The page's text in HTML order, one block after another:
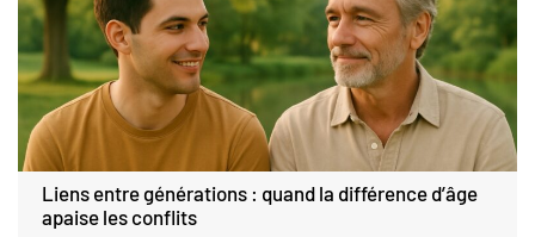
Liens entre générations : quand la différence d’âge
apaise les conflits